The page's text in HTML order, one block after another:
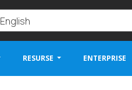
English
RESURSE ENTERPRISE